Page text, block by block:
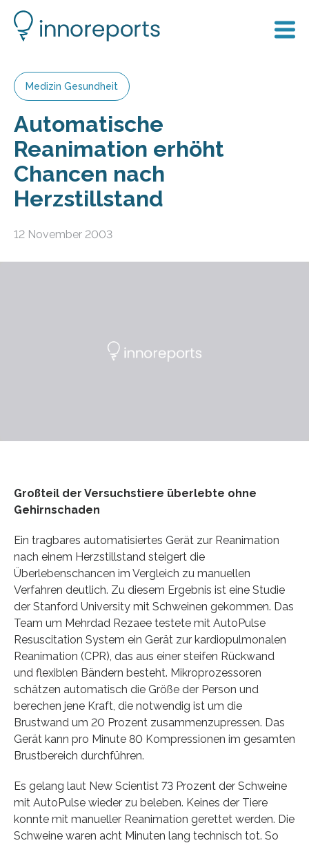
Medizin Gesundheit
Automatische
Reanimation erhöht
Chancen nach
Herzstillstand
12 November 2003
Großteil der Versuchstiere überlebte ohne
Gehirnschaden
Ein tragbares automatisiertes Gerät zur Reanimation
nach einem Herzstillstand steigert die
Überlebenschancen im Vergleich zu manuellen
Verfahren deutlich. Zu diesem Ergebnis ist eine Studie
der Stanford University mit Schweinen gekommen. Das
Team um Mehrdad Rezaee testete mit AutoPulse
Resuscitation System ein Gerät zur kardiopulmonalen
Reanimation (CPR), das aus einer steifen Rückwand
und flexiblen Bändern besteht. Mikroprozessoren
schätzen automatisch die Größe der Person und
berechen jene Kraft, die notwendig ist um die
Brustwand um 20 Prozent zusammenzupressen. Das
Gerät kann pro Minute 80 Kompressionen im gesamten
Brustbereich durchführen.
Es gelang laut New Scientist 73 Prozent der Schweine
mit AutoPulse wieder zu beleben. Keines der Tiere
konnte mit manueller Reanimation gerettet werden. Die
Schweine waren acht Minuten lang technisch tot. So